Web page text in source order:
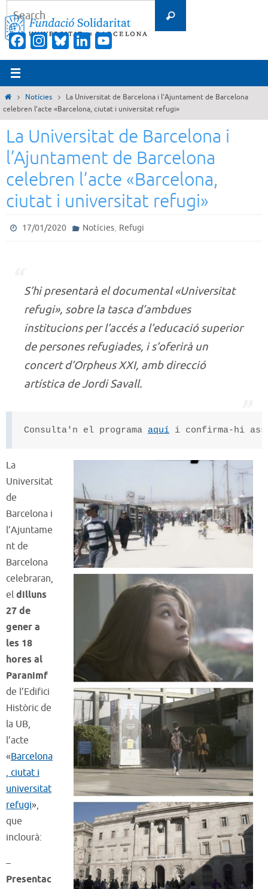
to
content
Search
FacebookInstagramBlueskyLinkedIn
Channel
HomeNotícies
La Universitat de Barcelona i l’Ajuntament de Barcelona
celebren l’acte «Barcelona, ciutat i universitat refugi»
La Universitat de Barcelona i
l’Ajuntament de Barcelona
celebren l’acte «Barcelona,
ciutat i universitat refugi»
17/01/2020 Notícies, Refugi
S’hi presentarà el documental «Universitat
refugi», sobre la tasca d’ambdues
institucions per l’accés a l’educació superior
de persones refugiades, i s’oferirà un
concert d’Orpheus XXI, amb direcció
artística de Jordi Savall.
Consulta'n el programa aquíi confirma-hi
La
Universitat
de
Barcelona i
l’Ajuntame
nt de
Barcelona
celebraran,
el dilluns
27 de
gener a
les 18
hores al
Paranimf
de l’Edifici
Històric de
la UB,
l’acte
«Barcelona
, ciutat i
universitat
refugi»,
que
inclourà:
–
Presentac